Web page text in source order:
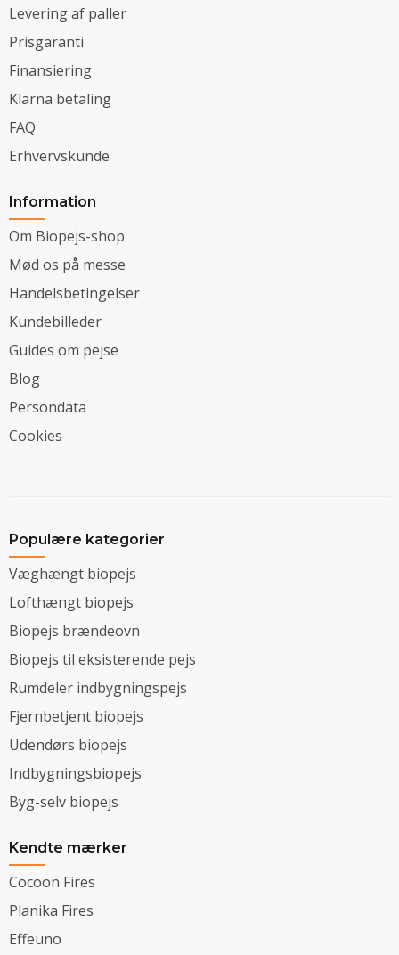
Levering af paller
Prisgaranti
Finansiering
Klarna betaling
FAQ
Erhvervskunde
Information
Om Biopejs-shop
Mød os på messe
Handelsbetingelser
Kundebilleder
Guides om pejse
Blog
Persondata
Cookies
Populære kategorier
Væghængt biopejs
Lofthængt biopejs
Biopejs brændeovn
Biopejs til eksisterende pejs
Rumdeler indbygningspejs
Fjernbetjent biopejs
Udendørs biopejs
Indbygningsbiopejs
Byg-selv biopejs
Kendte mærker
Cocoon Fires
Planika Fires
Effeuno